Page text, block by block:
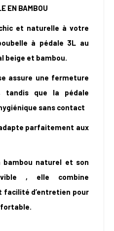
EN BAMBOU
et naturelle à votre
à pédale 3L au
beige et bambou.
assure une fermeture
tandis que la pédale
sans contact
parfaitement aux
bambou naturel et son
, elle combine
d’entretien pour